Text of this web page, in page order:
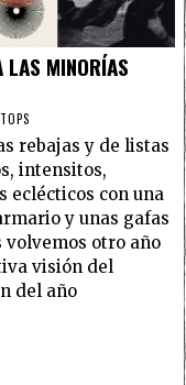
MINORÍAS
TOPS
rebajas y de listas
intensitos,
eclécticos con una
y unas gafas
volvemos otro año
visión del
del año